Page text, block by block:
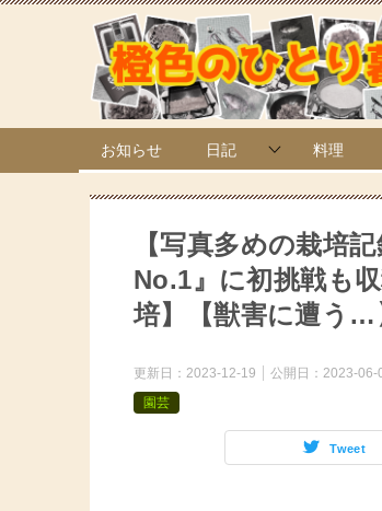
お知らせ 日記 料理
【写真多めの栽培
No.1』に初挑戦も
培】【獣害に遭う…
更新日： 2023-12-19 公開日： 2023-06-
園芸
Tweet